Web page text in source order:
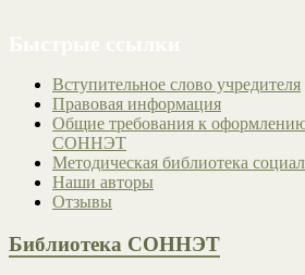
Вступительное слово учредителя
Правовая информация
Общие требования к
СОННЭТ
Методическая библиотека
Наши авторы
Отзывы
Библиотека СОННЭТ